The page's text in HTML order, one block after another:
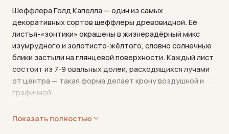
Шеффлера Голд Капелла — один из самых
декоративных сортов шеффлеры древовидной. Её
листья-«зонтики» окрашены в жизнерадёрный микс
изумрудного и золотисто-жёлтого, словно солнечные
блики застыли на глянцевой поверхности. Каждый лист
состоит из 7-9 овальных долей, расходящихся лучами
от центра — такая форма делает крону воздушной и
графичной.
архитектурности: несколько молодых побегов
Показать полностью